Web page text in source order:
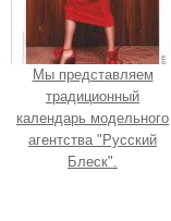
Мы представляем
традиционный
календарь модельного
агентства "Русский
Блеск".